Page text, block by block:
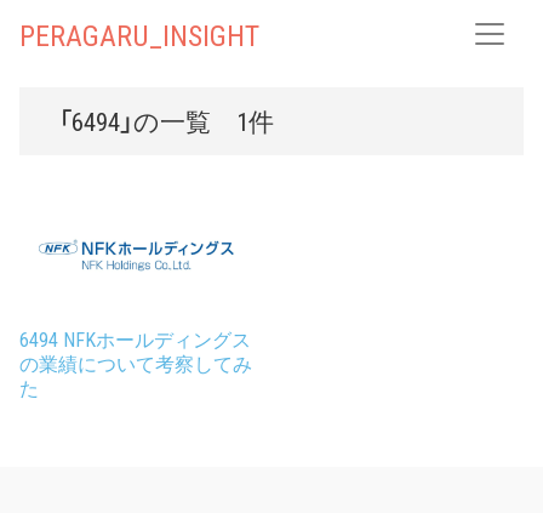
PERAGARU_INSIGHT
「6494」の一覧 1件
6494 NFKホールディングス
の業績について考察してみ
た